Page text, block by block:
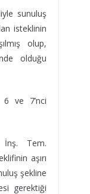
sunuluş
isteklinin
olup,
olduğu
ve 7’nci
Tem.
aşırı
şekline
gerektiği